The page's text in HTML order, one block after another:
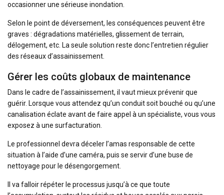
occasionner une sérieuse inondation.
Selon le point de déversement, les conséquences peuvent être
graves : dégradations matérielles, glissement de terrain,
délogement, etc. La seule solution reste donc l’entretien régulier
des réseaux d’assainissement.
Gérer les coûts globaux de maintenance
Dans le cadre de l’assainissement, il vaut mieux prévenir que
guérir. Lorsque vous attendez qu’un conduit soit bouché ou qu’une
canalisation éclate avant de faire appel à un spécialiste, vous vous
exposez à une surfacturation.
Le professionnel devra déceler l’amas responsable de cette
situation à l’aide d’une caméra, puis se servir d’une buse de
nettoyage pour le désengorgement.
Il va falloir répéter le processus jusqu’à ce que toute